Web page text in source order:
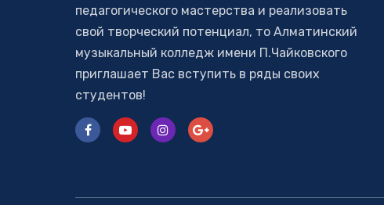
педагогического мастерства и реализовать
свой творческий потенциал, то Алматинский
музыкальный колледж имени П.Чайковского
приглашает Вас вступить в ряды своих
студентов!